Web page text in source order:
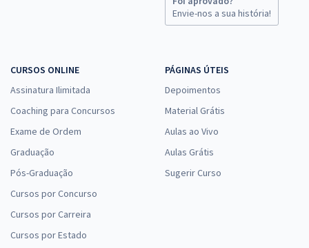
Envie-nos a sua história!
CURSOS ONLINE
Assinatura Ilimitada
Coaching para Concursos
Exame de Ordem
Graduação
Pós-Graduação
Cursos por Concurso
Cursos por Carreira
Cursos por Estado
PÁGINAS ÚTEIS
Depoimentos
Material Grátis
Aulas ao Vivo
Aulas Grátis
Sugerir Curso